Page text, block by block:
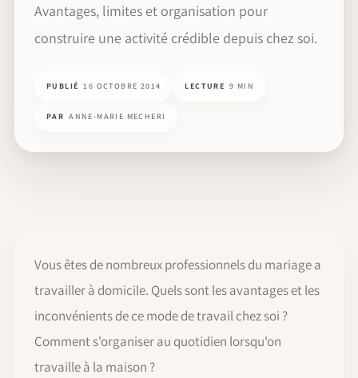
Avantages, limites et organisation pour
construire une activité crédible depuis chez soi.
PUBLIÉ 16 OCTOBRE 2014 LECTURE 9 MIN
PAR ANNE-MARIE MECHERI
Vous êtes de nombreux professionnels du mariage a
travailler à domicile. Quels sont les avantages et les
inconvénients de ce mode de travail chez soi ?
Comment s'organiser au quotidien lorsqu'on
travaille à la maison ?